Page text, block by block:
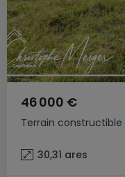
Terrain constructible
46 000 €
30,31 ares